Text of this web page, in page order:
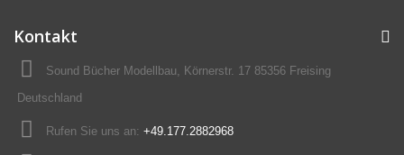
Kontakt
Sound Bücher Modellbau, Körnerstr. 17 85356 Freising
Deutschland
Rufen Sie uns an: +49.177.2882968